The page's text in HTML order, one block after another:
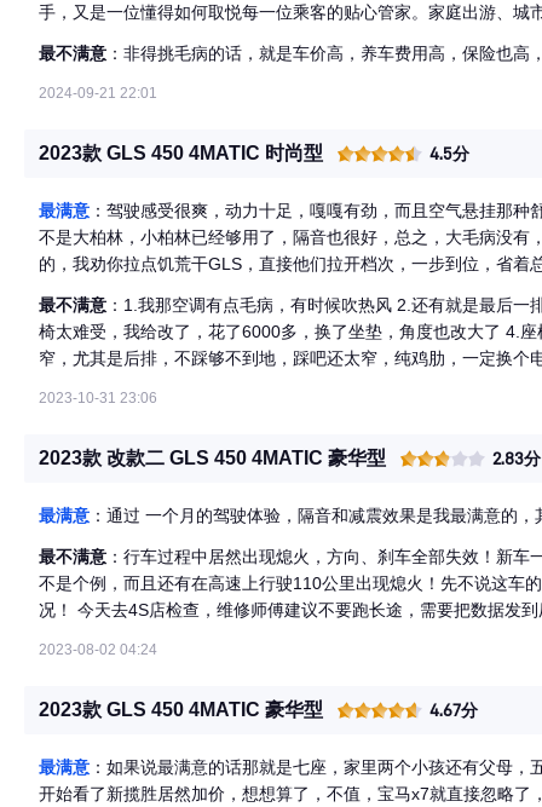
手，又是一位懂得如何取悦每一位乘客的贴心管家。家庭出游、城
最不满意 ：非得挑毛病的话，就是车价高，养车费用高，保险也高
2024-09-21 22:01
2023款 GLS 450 4MATIC 时尚型 4.5分
最满意 ：驾驶感受很爽，动力十足，嘎嘎有劲，而且空气悬挂那
不是大柏林，小柏林已经够用了，隔音也很好，总之，大毛病没有
的，我劝你拉点饥荒干GLS，直接他们拉开档次，一步到位，省着
最不满意 ：1.我那空调有点毛病，有时候吹热风 2.还有就是最后
椅太难受，我给改了，花了6000多，换了坐垫，角度也改大了 4.
窄，尤其是后排，不踩够不到地，踩吧还太窄，纯鸡肋，一定换
2023-10-31 23:06
2023款 改款二 GLS 450 4MATIC 豪华型 2.83分
最满意 ：通过 一个月的驾驶体验，隔音和减震效果是我最满意的
最不满意 ：行车过程中居然出现熄火，方向、刹车全部失效！新
不是个例，而且还有在高速上行驶110公里出现熄火！先不说这车
况！ 今天去4S店检查，维修师傅建议不要跑长途，需要把数据发
2023-08-02 04:24
2023款 GLS 450 4MATIC 豪华型 4.67分
最满意 ：如果说最满意的话那就是七座，家里两个小孩还有父母
开始看了新揽胜居然加价，想想算了，不值，宝马x7就直接忽略